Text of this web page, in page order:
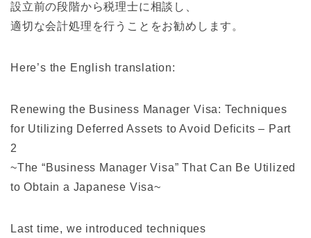
設立前の段階から税理士に相談し、
適切な会計処理を行うことをお勧めします。
Here’s the English translation:
Renewing the Business Manager Visa: Techniques
for Utilizing Deferred Assets to Avoid Deficits – Part
2
~The “Business Manager Visa” That Can Be Utilized
to Obtain a Japanese Visa~
Last time, we introduced techniques